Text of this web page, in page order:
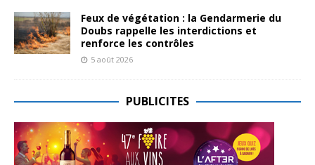
Feux de végétation : la Gendarmerie du
Doubs rappelle les interdictions et
renforce les contrôles
5 août 2026
PUBLICITES